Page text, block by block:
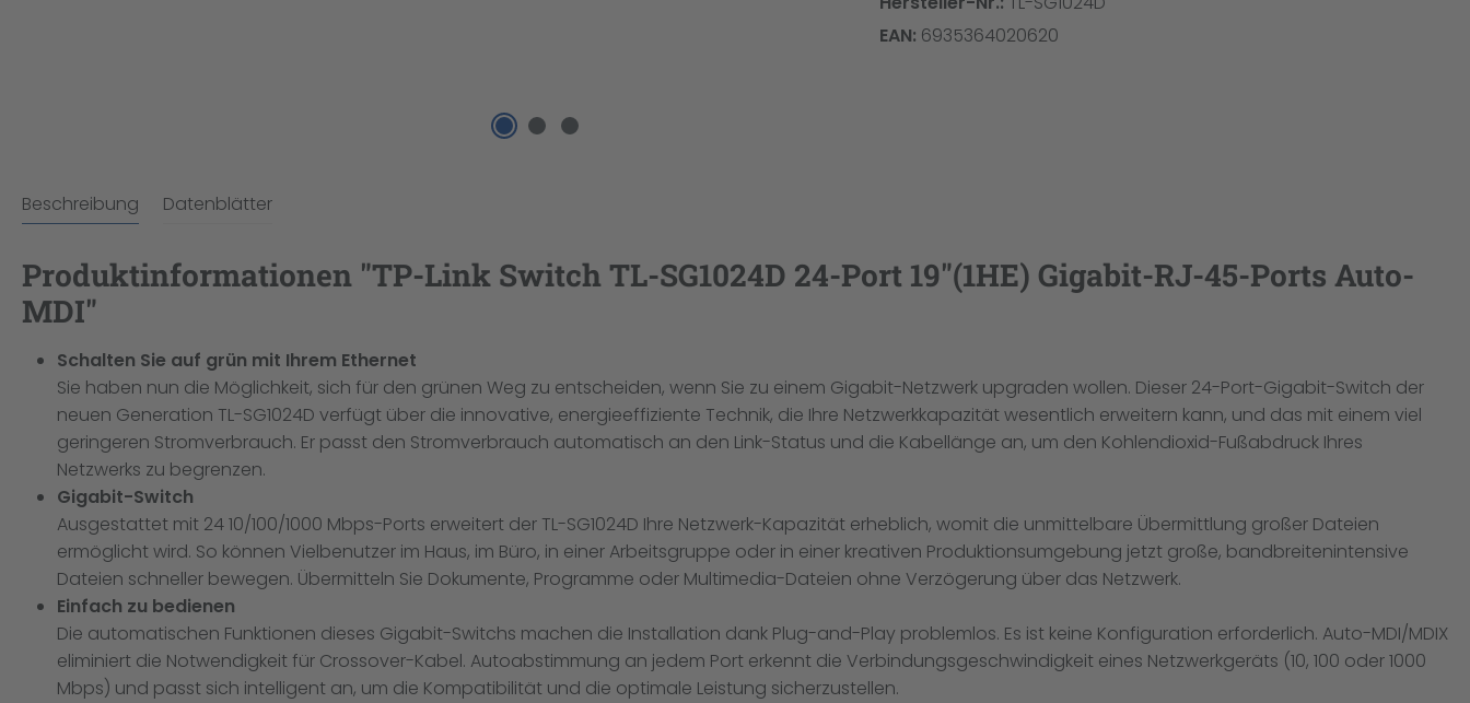
EAN: 6935364020620
Beschreibung Datenblätter
Produktinformationen "TP-Link Switch TL-SG1024D 24-Port 19"(1HE) Gigabit-RJ-45-Ports Auto-
MDI"
Schalten Sie auf grün mit Ihrem Ethernet
Sie haben nun die Möglichkeit, sich für den grünen Weg zu entscheiden, wenn Sie zu einem Gigabit-Netzwerk upgraden wollen. Dieser 24-Port-Gigabit-Switch der
neuen Generation TL-SG1024D verfügt über die innovative, energieeffiziente Technik, die Ihre Netzwerkkapazität wesentlich erweitern kann, und das mit einem viel
geringeren Stromverbrauch. Er passt den Stromverbrauch automatisch an den Link-Status und die Kabellänge an, um den Kohlendioxid-Fußabdruck Ihres
Netzwerks zu begrenzen.
Gigabit-Switch
Ausgestattet mit 24 10/100/1000 Mbps-Ports erweitert der TL-SG1024D Ihre Netzwerk-Kapazität erheblich, womit die unmittelbare Übermittlung großer Dateien
ermöglicht wird. So können Vielbenutzer im Haus, im Büro, in einer Arbeitsgruppe oder in einer kreativen Produktionsumgebung jetzt große, bandbreitenintensive
Dateien schneller bewegen. Übermitteln Sie Dokumente, Programme oder Multimedia-Dateien ohne Verzögerung über das Netzwerk.
Einfach zu bedienen
Die automatischen Funktionen dieses Gigabit-Switchs machen die Installation dank Plug-and-Play problemlos. Es ist keine Konfiguration erforderlich. Auto-MDI/MDIX
eliminiert die Notwendigkeit für Crossover-Kabel. Autoabstimmung an jedem Port erkennt die Verbindungsgeschwindigkeit eines Netzwerkgeräts (10, 100 oder 1000
Mbps) und passt sich intelligent an, um die Kompatibilität und die optimale Leistung sicherzustellen.